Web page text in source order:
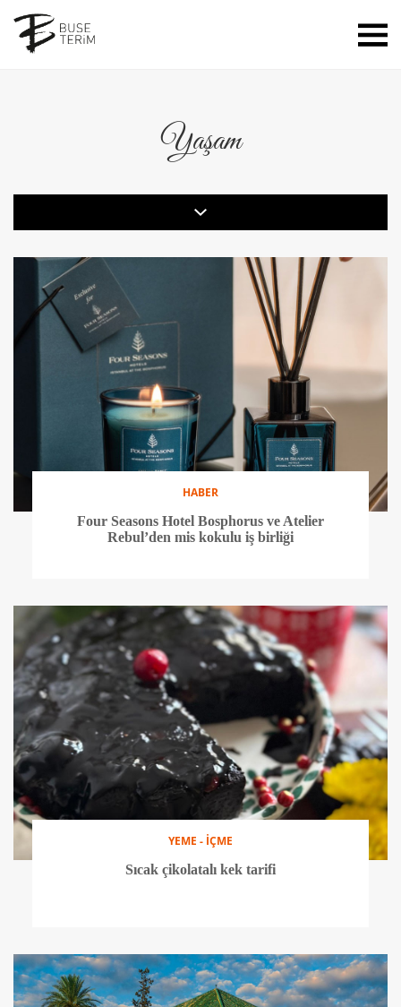
Yaşam
HABER
Four Seasons Hotel Bosphorus ve Atelier
Rebul’den mis kokulu iş birliği
YEME - İÇME
Sıcak çikolatalı kek tarifi